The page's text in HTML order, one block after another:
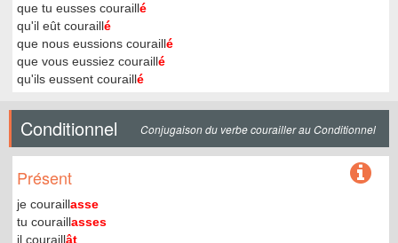
que tu eusses couraillé
qu'il eût couraillé
que nous eussions couraillé
que vous eussiez couraillé
qu'ils eussent couraillé
Conditionnel Conjugaison du verbe courailler au Conditionnel
Présent
je couraillasse
tu couraillasses
il couraillât